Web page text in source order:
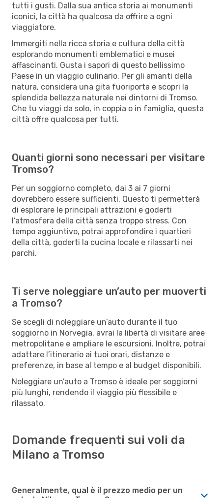
tutti i gusti. Dalla sua antica storia ai monumenti
iconici, la città ha qualcosa da offrire a ogni
viaggiatore.
Immergiti nella ricca storia e cultura della città
esplorando monumenti emblematici e musei
affascinanti. Gusta i sapori di questo bellissimo
Paese in un viaggio culinario. Per gli amanti della
natura, considera una gita fuoriporta e scopri la
splendida bellezza naturale nei dintorni di Tromso.
Che tu viaggi da solo, in coppia o in famiglia, questa
città offre qualcosa per tutti.
Quanti giorni sono necessari per visitare
Tromso?
Per un soggiorno completo, dai 3 ai 7 giorni
dovrebbero essere sufficienti. Questo ti permetterà
di esplorare le principali attrazioni e goderti
l’atmosfera della città senza troppo stress. Con
tempo aggiuntivo, potrai approfondire i quartieri
della città, goderti la cucina locale e rilassarti nei
parchi.
Ti serve noleggiare un’auto per muoverti
a Tromso?
Se scegli di noleggiare un’auto durante il tuo
soggiorno in Norvegia, avrai la libertà di visitare aree
metropolitane e ampliare le escursioni. Inoltre, potrai
adattare l’itinerario ai tuoi orari, distanze e
preferenze, in base al tempo e al budget disponibili.
Noleggiare un’auto a Tromso è ideale per soggiorni
più lunghi, rendendo il viaggio più flessibile e
rilassato.
Domande frequenti sui voli da
Milano a Tromso
Generalmente, qual è il prezzo medio per un